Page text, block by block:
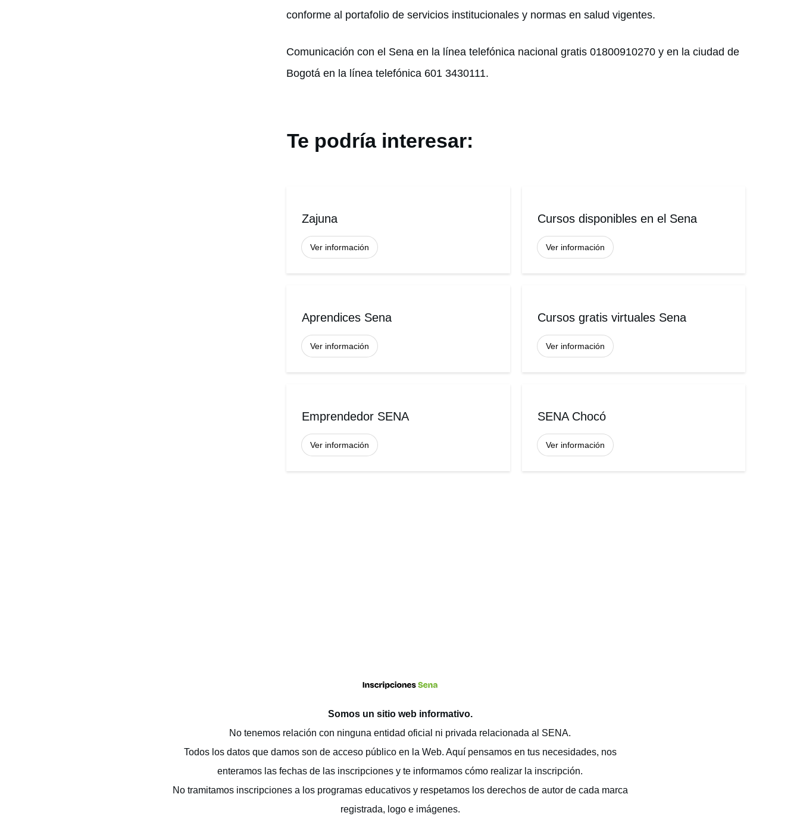
conforme al portafolio de servicios institucionales y normas en salud vigentes.
Comunicación con el Sena en la línea telefónica nacional gratis 01800910270 y en la ciudad de
Bogotá en la línea telefónica 601 3430111.
Te podría interesar:
Zajuna
Ver información
Cursos disponibles en el Sena
Ver información
Aprendices Sena
Ver información
Cursos gratis virtuales Sena
Ver información
Emprendedor SENA
Ver información
SENA Chocó
Ver información
Somos un sitio web informativo.
No tenemos relación con ninguna entidad oficial ni privada relacionada al SENA.
Todos los datos que damos son de acceso público en la Web. Aquí pensamos en tus necesidades, nos
enteramos las fechas de las inscripciones y te informamos cómo realizar la inscripción.
No tramitamos inscripciones a los programas educativos y respetamos los derechos de autor de cada marca
registrada, logo e imágenes.